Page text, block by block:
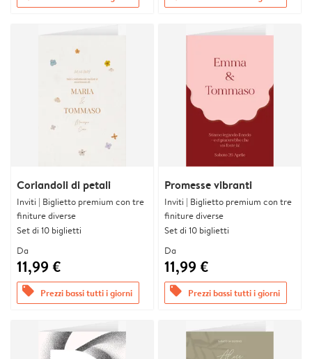
Coriandoli di petali
Inviti | Biglietto premium con tre
finiture diverse
Set di 10 biglietti
Da
11,99 €
offers Prezzi bassi tutti i giorni
Promesse vibranti
Inviti | Biglietto premium con tre
finiture diverse
Set di 10 biglietti
Da
11,99 €
offers Prezzi bassi tutti i giorni